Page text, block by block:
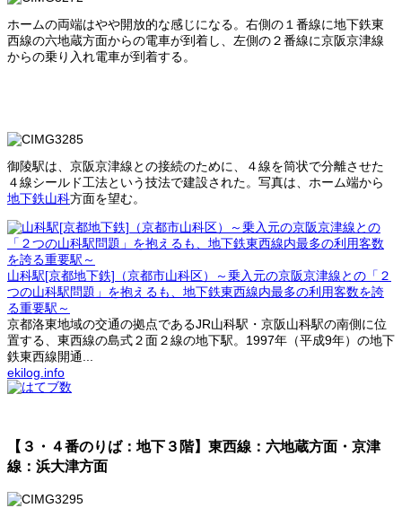
ホームの両端はやや開放的な感じになる。右側の１番線に地下鉄東
西線の六地蔵方面からの電車が到着し、左側の２番線に京阪京津線
からの乗り入れ電車が到着する。
御陵駅は、京阪京津線との接続のために、４線を筒状で分離させた
４線シールド工法という技法で建設された。写真は、ホーム端から
地下鉄山科方面を望む。
山科駅[京都地下鉄]（京都市山科区）～乗入元の京阪京津線との「２
つの山科駅問題」を抱えるも、地下鉄東西線内最多の利用客数を誇
る重要駅～
京都洛東地域の交通の拠点であるJR山科駅・京阪山科駅の南側に位
置する、東西線の島式２面２線の地下駅。1997年（平成9年）の地下
鉄東西線開通...
ekilog.info
【３・４番のりば：地下３階】東西線：六地蔵方面・京津
線：浜大津方面